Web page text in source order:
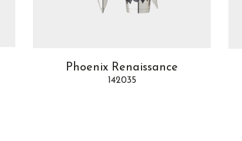
Phoenix Renaissance
142035